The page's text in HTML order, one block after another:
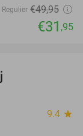
Regulier €49,95
€31 ,95
9.4 star